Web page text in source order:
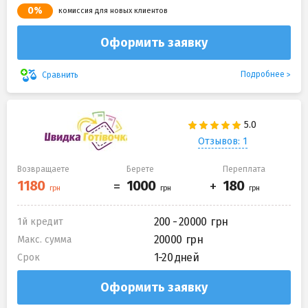
0% комиссия для новых клиентов
Оформить заявку
Сравнить Подробнее
Отзывов: 1
Возвращаете Берете Переплата
1й кредит 200 - 20000
Макс. сумма 20000
Срок 1-20 дней
Оформить заявку